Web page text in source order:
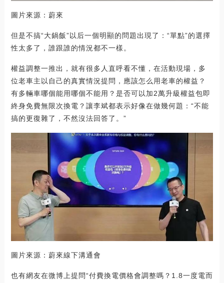
圖片來源：蔚來
但是不搞“大鍋飯”以后一個明顯的問題出現了：“單點”的選擇
性太多了，誰跟誰的情況都不一樣。
權益調整一推出，就有很多人直呼看不懂，在活動現場，多
位老車主以自己的真實情況提問，應該怎么用老車的權益？
有多輛車哪個能用哪個不能用？是否可以加2萬升級權益包即
終身免費無限次換電？讓李斌都表示好像在做幾何題：“不能
搞的更復雜了，不然沒法回答了。”
圖片來源：蔚來線下溝通會
也有網友在微博上提問“付費換電價格會調整嗎？1.8一度電而